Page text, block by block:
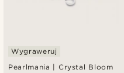
Pearlmania | Crystal Bloom
Wygraweruj